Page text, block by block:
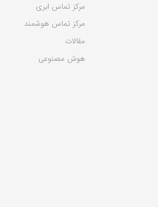
مرکز تماس ابری
مرکز تماس هوشمند
مقالات
هوش مصنوعی